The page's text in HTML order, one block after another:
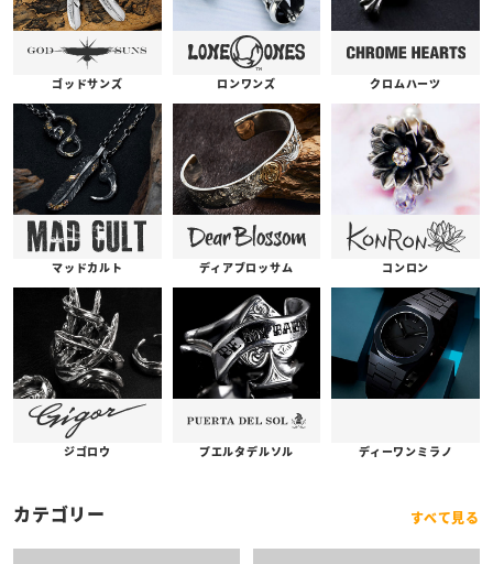
ゴッドサンズ ロンワンズ クロムハーツ
マッドカルト ディアブロッサム コンロン
ジゴロウ プエルタデルソル ディーワンミラノ
カテゴリー すべて見る